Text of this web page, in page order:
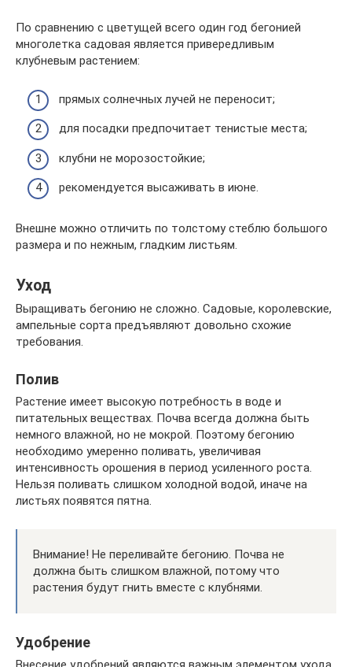
По сравнению с цветущей всего один год бегонией
многолетка садовая является привередливым
клубневым растением:
прямых солнечных лучей не переносит;
для посадки предпочитает тенистые места;
клубни не морозостойкие;
рекомендуется высаживать в июне.
Внешне можно отличить по толстому стеблю большого
размера и по нежным, гладким листьям.
Уход
Выращивать бегонию не сложно. Садовые, королевские,
ампельные сорта предъявляют довольно схожие
требования.
Полив
Растение имеет высокую потребность в воде и
питательных веществах. Почва всегда должна быть
немного влажной, но не мокрой. Поэтому бегонию
необходимо умеренно поливать, увеличивая
интенсивность орошения в период усиленного роста.
Нельзя поливать слишком холодной водой, иначе на
листьях появятся пятна.
Внимание! Не переливайте бегонию. Почва не
должна быть слишком влажной, потому что
растения будут гнить вместе с клубнями.
Удобрение